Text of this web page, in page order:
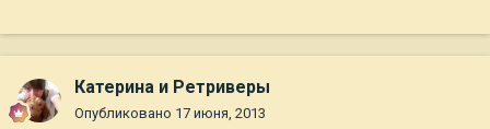
Катерина и Ретриверы
Опубликовано 17 июня, 2013